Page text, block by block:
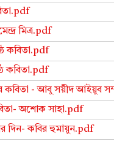
মিত্র.pdf
কবিতা.pdf
কবিতা.pdf
কবিতা - আবু সয়ীদ আইয়ুব
অশোক সাহা.pdf
দিন- কবির হুমায়ুন.pdf